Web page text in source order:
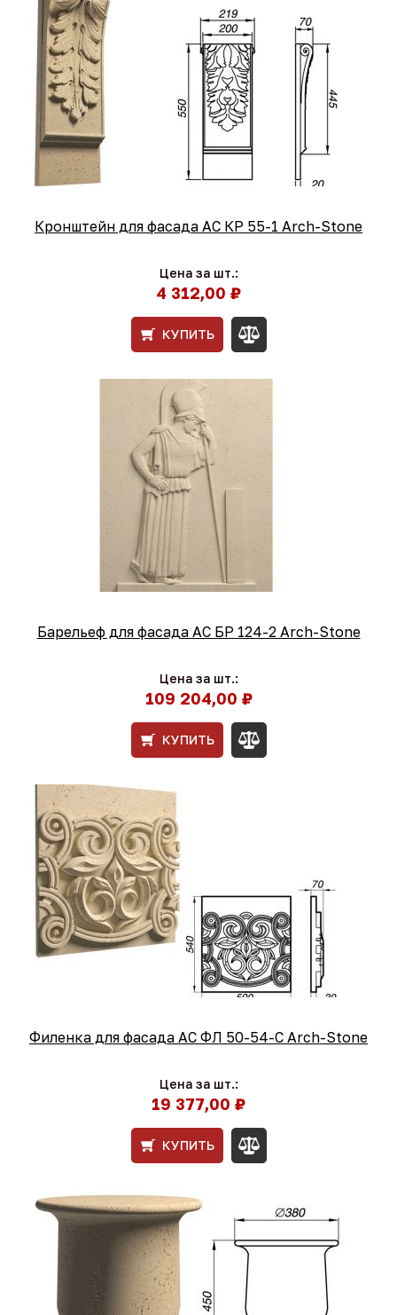
Кронштейн для фасада АС КР 55-1 Arch-Stone
Цена за шт.:
4 312,00 ₽
КУПИТЬ
Барельеф для фасада АС БР 124-2 Arch-Stone
Цена за шт.:
109 204,00 ₽
КУПИТЬ
Филенка для фасада АС ФЛ 50-54-С Arch-Stone
Цена за шт.:
19 377,00 ₽
КУПИТЬ